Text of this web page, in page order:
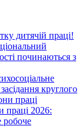
дитячій праці!
починаються з
круглого
праці
праці 2026:
робоче